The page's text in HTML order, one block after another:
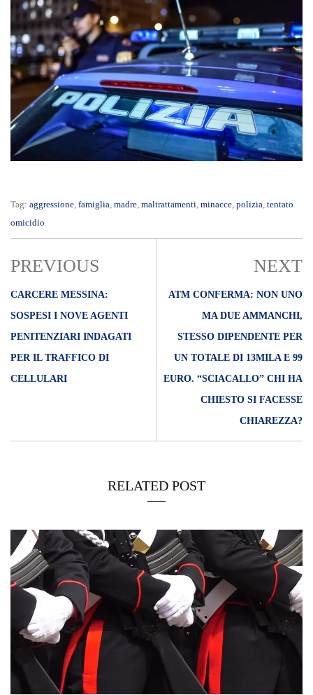
Tag: aggressione, famiglia, madre, maltrattamenti, minacce, polizia, tentato
omicidio
PREVIOUS
CARCERE MESSINA:
SOSPESI I NOVE AGENTI
PENITENZIARI INDAGATI
PER IL TRAFFICO DI
CELLULARI
NEXT
ATM CONFERMA: NON UNO
MA DUE AMMANCHI,
STESSO DIPENDENTE PER
UN TOTALE DI 13MILA E 99
EURO. “SCIACALLO” CHI HA
CHIESTO SI FACESSE
CHIAREZZA?
RELATED POST